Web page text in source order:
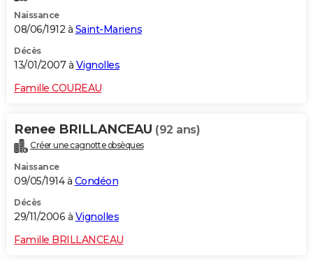
Naissance
08/06/1912 à Saint-Mariens
Décès
13/01/2007 à Vignolles
Famille COUREAU
Renee BRILLANCEAU (92 ans)
Créer une cagnotte obsèques
Naissance
09/05/1914 à Condéon
Décès
29/11/2006 à Vignolles
Famille BRILLANCEAU